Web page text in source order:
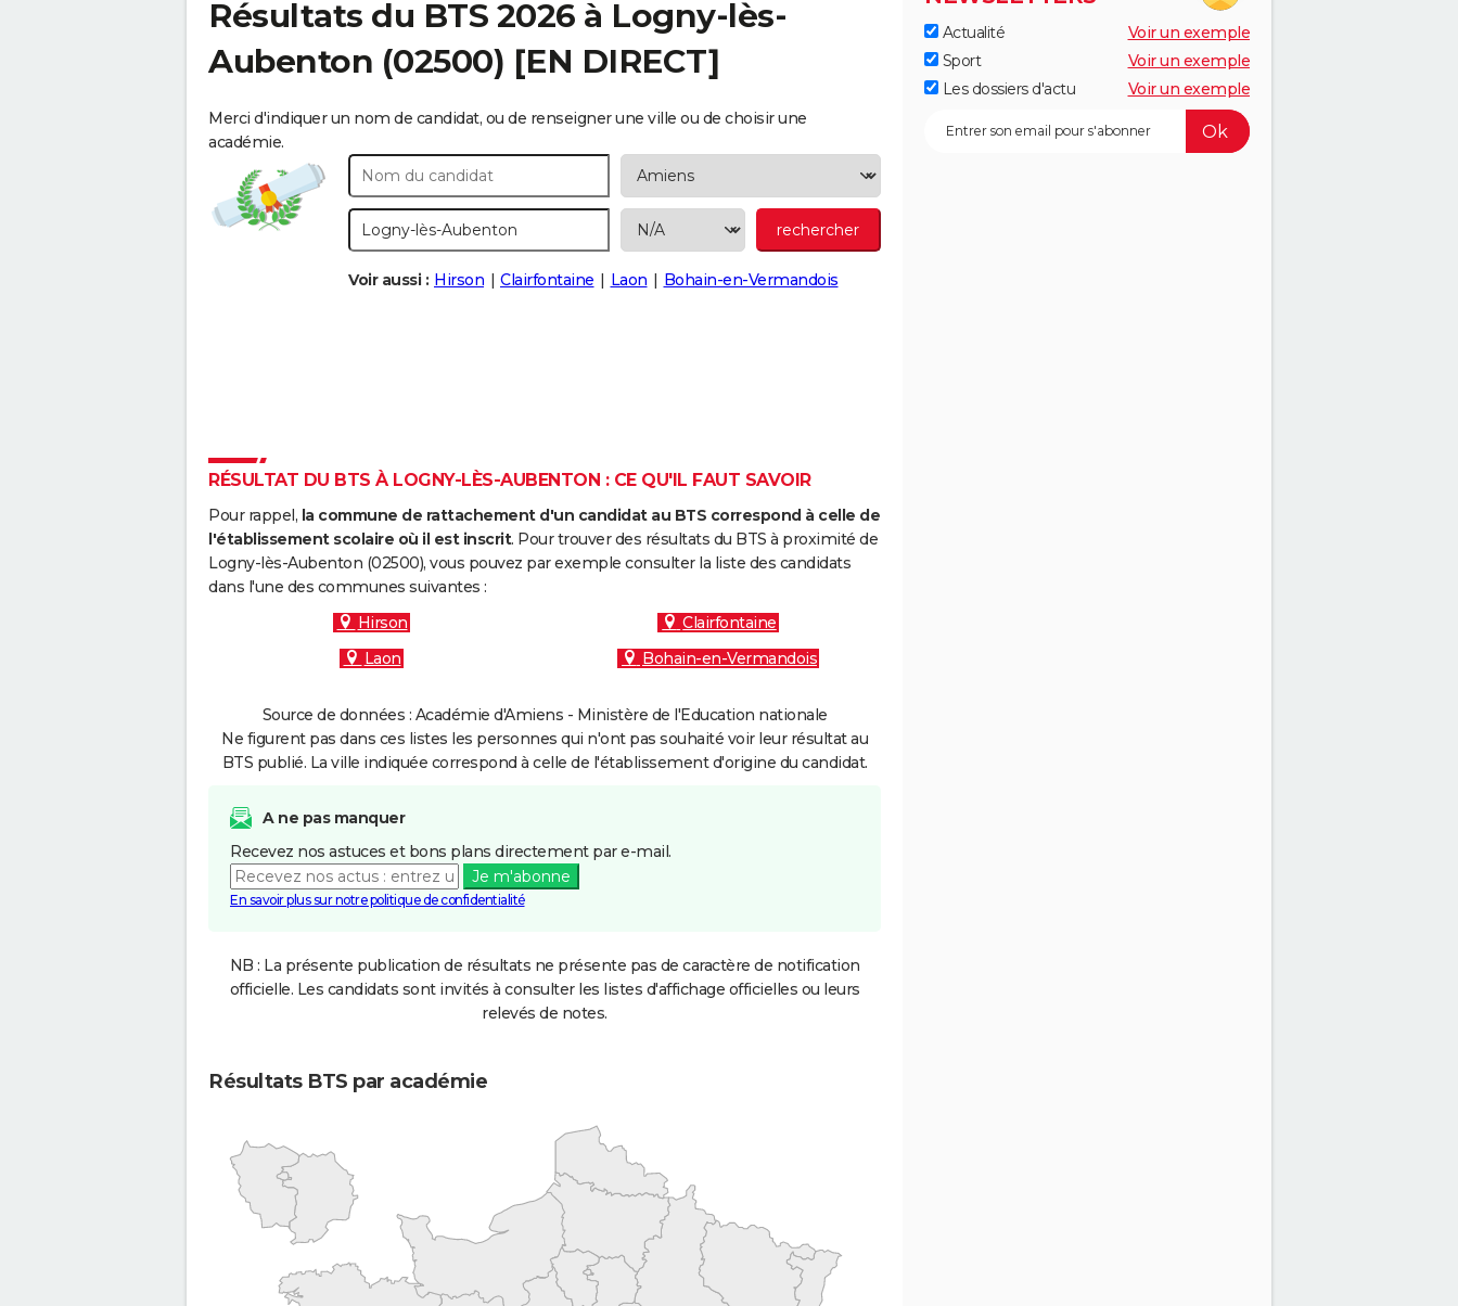
Résultats du BTS 2026 à Logny-lès-
Aubenton (02500) [EN DIRECT]
Merci d'indiquer un nom de candidat, ou de renseigner une ville ou de choisir une
académie.
Voir aussi : Hirson Clairfontaine Laon Bohain-en-Vermandois
RÉSULTAT DU BTS À LOGNY-LÈS-AUBENTON : CE QU'IL FAUT SAVOIR
Pour rappel, la commune de rattachement d'un candidat au BTS correspond à celle de
l'établissement scolaire où il est inscrit. Pour trouver des résultats du BTS à proximité de
Logny-lès-Aubenton (02500), vous pouvez par exemple consulter la liste des candidats
dans l'une des communes suivantes :
Hirson
Clairfontaine
Laon
Bohain-en-Vermandois
Source de données : Académie d'Amiens - Ministère de l'Education nationale
Ne figurent pas dans ces listes les personnes qui n'ont pas souhaité voir leur résultat au
BTS publié. La ville indiquée correspond à celle de l'établissement d'origine du candidat.
A ne pas manquer
Recevez nos astuces et bons plans directement par e-mail.
Je m'abonne
En savoir plus sur notre politique de confidentialité
NB : La présente publication de résultats ne présente pas de caractère de notification
officielle. Les candidats sont invités à consulter les listes d'affichage officielles ou leurs
relevés de notes.
Résultats BTS par académie
Actualité
Voir un exemple
Sport
Voir un exemple
Les dossiers d'actu
Voir un exemple